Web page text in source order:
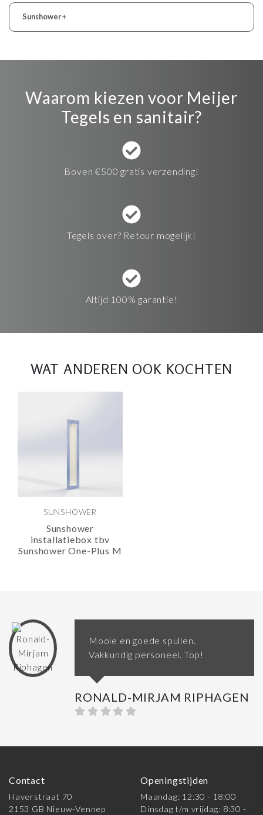
Sunshower+
Waarom kiezen voor Meijer
Tegels en sanitair?
Boven €500 gratis verzending!
Tegels over? Retour mogelijk!
Altijd 100% garantie!
WAT ANDEREN OOK KOCHTEN
SUNSHOWER
Sunshower
installatiebox tbv
Sunshower One-Plus M
Mooie en goede spullen.
Vakkundig personeel. Top!
RONALD-MIRJAM RIPHAGEN
Contact
Haverstraat 70
2153 GB Nieuw-Vennep
Openingstijden
Maandag: 12:30 - 18:00
Dinsdag t/m vrijdag: 8:30 -